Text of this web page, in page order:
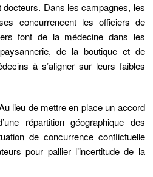
Dans les campagnes, les
concurrencent les officiers de
font de la médecine dans les
de la boutique et de
à s’aligner sur leurs faibles
lieu de mettre en place un accord
répartition géographique des
de concurrence conflictuelle
pour pallier l’incertitude de la